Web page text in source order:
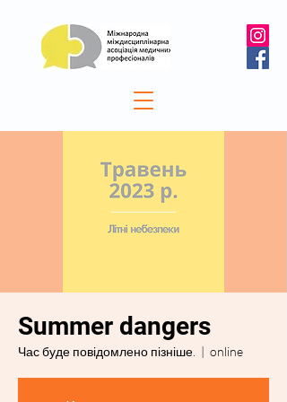
Summer dangers
Час буде повідомлено пізніше.
  |
online